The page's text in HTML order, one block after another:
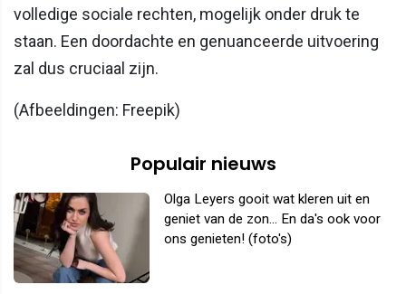
volledige sociale rechten, mogelijk onder druk te
staan. Een doordachte en genuanceerde uitvoering
zal dus cruciaal zijn.
(Afbeeldingen: Freepik)
Populair nieuws
Olga Leyers gooit wat kleren uit en
geniet van de zon... En da's ook voor
ons genieten! (foto's)